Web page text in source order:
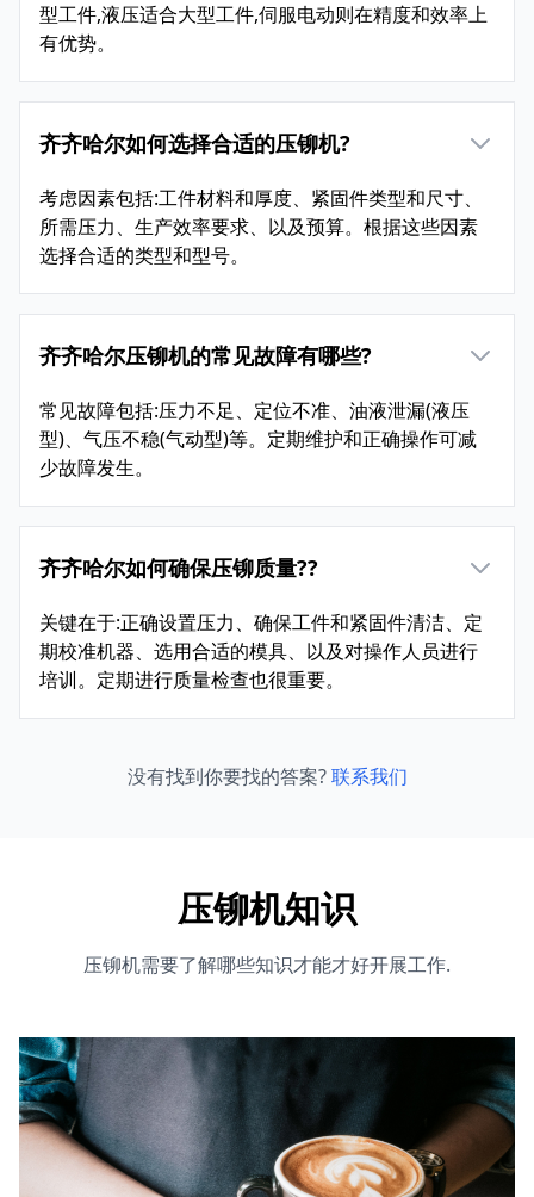
型工件,液压适合大型工件,伺服电动则在精度和效率上
有优势。
齐齐哈尔如何选择合适的压铆机?
考虑因素包括:工件材料和厚度、紧固件类型和尺寸、
所需压力、生产效率要求、以及预算。根据这些因素
选择合适的类型和型号。
齐齐哈尔压铆机的常见故障有哪些?
常见故障包括:压力不足、定位不准、油液泄漏(液压
型)、气压不稳(气动型)等。定期维护和正确操作可减
少故障发生。
齐齐哈尔如何确保压铆质量??
关键在于:正确设置压力、确保工件和紧固件清洁、定
期校准机器、选用合适的模具、以及对操作人员进行
培训。定期进行质量检查也很重要。
没有找到你要找的答案?联系我们
压铆机知识
压铆机需要了解哪些知识才能才好开展工作.